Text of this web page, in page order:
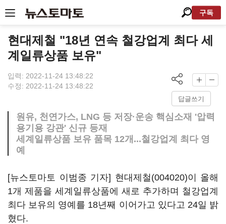
구독
현대제철 "18년 연속 철강업계 최다 세
계일류상품 보유"
입력: 2022-11-24 13:48:22
수정: 2022-11-24 13:48:22
답글쓰기
원유, 천연가스, LNG 등 저장·운송 핵심소재 '압력
용기용 강관' 신규 등재
세계일류상품 보유 품목 12개...철강업계 최다 영
예
[뉴스토마토 이범종 기자] 현대제철(004020)이 올해
1개 제품을 세계일류상품에 새로 추가하며 철강업계
최다 보유의 영예를 18년째 이어가고 있다고 24일 밝
혔다.